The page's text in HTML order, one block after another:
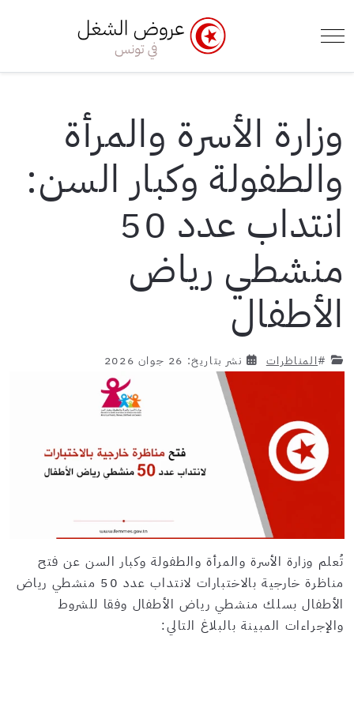
Mobile Menu Toggle
وزارة الأسرة والمرأة
والطفولة وكبار السن:
انتداب عدد 50
منشطي رياض
الأطفال
#المناظرات نشر بتاريخ: 26 جوان 2026
تُعلم وزارة الأسرة والمرأة والطفولة وكبار السن عن فتح
مناظرة خارجية بالاختبارات لانتداب عدد 50 منشطي رياض
الأطفال بسلك منشطي رياض الأطفال وفقا للشروط
والإجراءات المبينة بالبلاغ التالي:
Toggle